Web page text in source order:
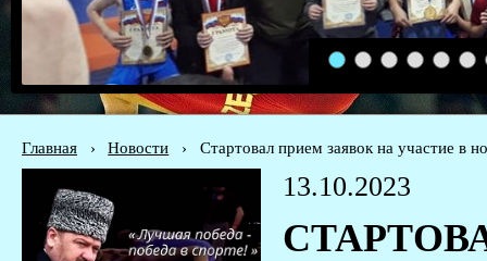
1 2 3 4 5 6
Главная › Новости › Стартовал прием заявок на участие в
13.10.2023